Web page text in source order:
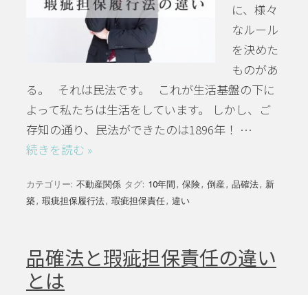
に、様々
なルール
を決めた
ものがあ
る。 それは民法です。 これが生活基盤の下に
よって私たちは生活をしています。 しかし、ご
存知の通り、民法ができたのは1896年！ …
続きを読む »
カテゴリー: 不動産関係 タグ: 10年間 , 保険, 倒産 , 品確法, 新
築, 瑕疵担保履行法, 瑕疵担保責任, 違い
品確法と瑕疵担保責任の違い
とは